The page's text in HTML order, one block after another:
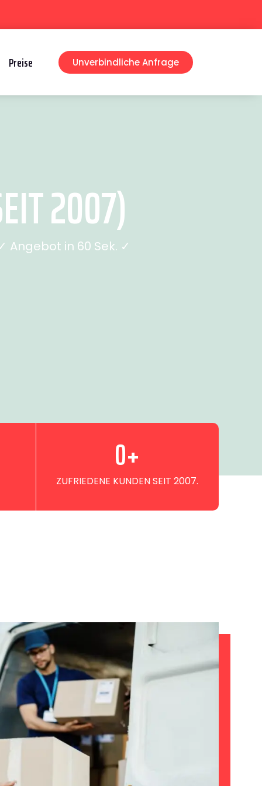
Preise Unverbindliche Anfrage
2007)
Angebot in 60 Sek. ✓
ZUFRIEDENE KUNDEN SEIT 2007.
0+